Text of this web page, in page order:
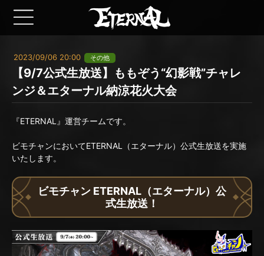
2023/09/06 20:00 その他
【9/7公式生放送】ももぞう“幻影戦”チャレ
ンジ＆エターナル納涼花火大会
『ETERNAL』運営チームです。
ビモチャンにおいてETERNAL（エターナル）公式生放送を実施
いたします。
ビモチャン ETERNAL（エターナル）公
式生放送！